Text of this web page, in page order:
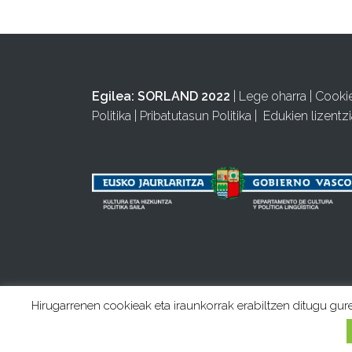
Egilea: SORLAND 2022 Lege oharra
Politika
Pribatutasun Politika Edukien
Hirugarrenen cookieak eta iraunkorrak erabiltzen ditugu